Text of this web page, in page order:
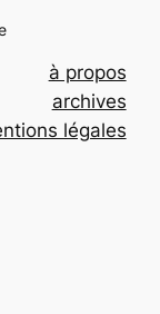
à propos
archives
légales